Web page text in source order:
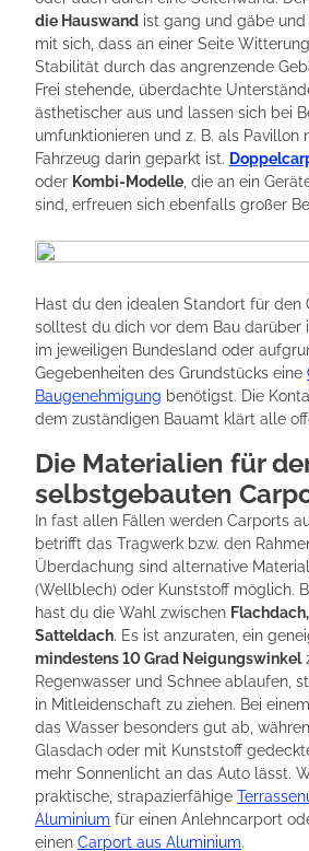
die Hauswand ist gang und gäbe und
mit sich, dass an einer Seite
Stabilität durch das angrenzende
Frei stehende, überdachte
ästhetischer aus und lassen sich bei
umfunktionieren und z. B. als Pavillon
Fahrzeug darin geparkt ist.
oder Kombi-Modelle , die an ein
sind, erfreuen sich ebenfalls großer
Hast du den idealen Standort für den
solltest du dich vor dem Bau darüber
im jeweiligen Bundesland oder
Gegebenheiten des Grundstücks eine
Baugenehmigung benötigst. Die
dem zuständigen Bauamt klärt alle
Die Materialien für
selbstgebauten
In fast allen Fällen werden Carports
betrifft das Tragwerk bzw. den
Überdachung sind alternative
(Wellblech) oder Kunststoff möglich.
hast du die Wahl zwischen
Satteldach. Es ist anzuraten, ein
mindestens 10 Grad Neigungswinkel
Regenwasser und Schnee ablaufen,
in Mitleidenschaft zu ziehen. Bei
das Wasser besonders gut ab,
Glasdach oder mit Kunststoff
mehr Sonnenlicht an das Auto lässt.
praktische, strapazierfähige
Aluminium für einen Anlehncarport
einen Carport aus Aluminium.